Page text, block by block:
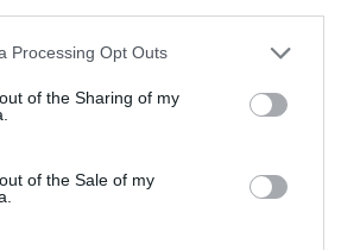
Processing Opt Outs
of the Sharing of my
of the Sale of my
Appel aux lecteurs !
Air Journal participez